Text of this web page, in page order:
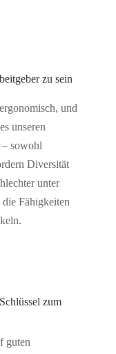
zu sein
und
unseren
sowohl
Diversität
unter
Fähigkeiten
zum
guten